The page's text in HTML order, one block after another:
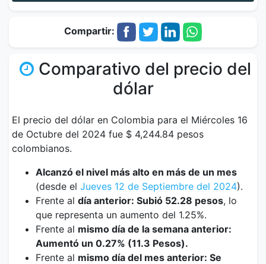
Compartir:
Comparativo del precio del
dólar
El precio del dólar en Colombia para el Miércoles 16
de Octubre del 2024 fue $ 4,244.84 pesos
colombianos.
Alcanzó el nivel más alto en más de un mes
(desde el Jueves 12 de Septiembre del 2024).
Frente al día anterior: Subió 52.28 pesos, lo
que representa un aumento del 1.25%.
Frente al mismo día de la semana anterior:
Aumentó un 0.27% (11.3 Pesos).
Frente al mismo día del mes anterior: Se